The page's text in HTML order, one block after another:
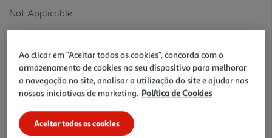
Not Applicable
2,99 €
Ao clicar em "Aceitar todos os cookies", concorda com o
armazenamento de cookies no seu dispositivo para melhorar
a navegação no site, analisar a utilização do site e ajudar nas
nossas iniciativas de marketing. Política de Cookies
Aceitar todos os cookies